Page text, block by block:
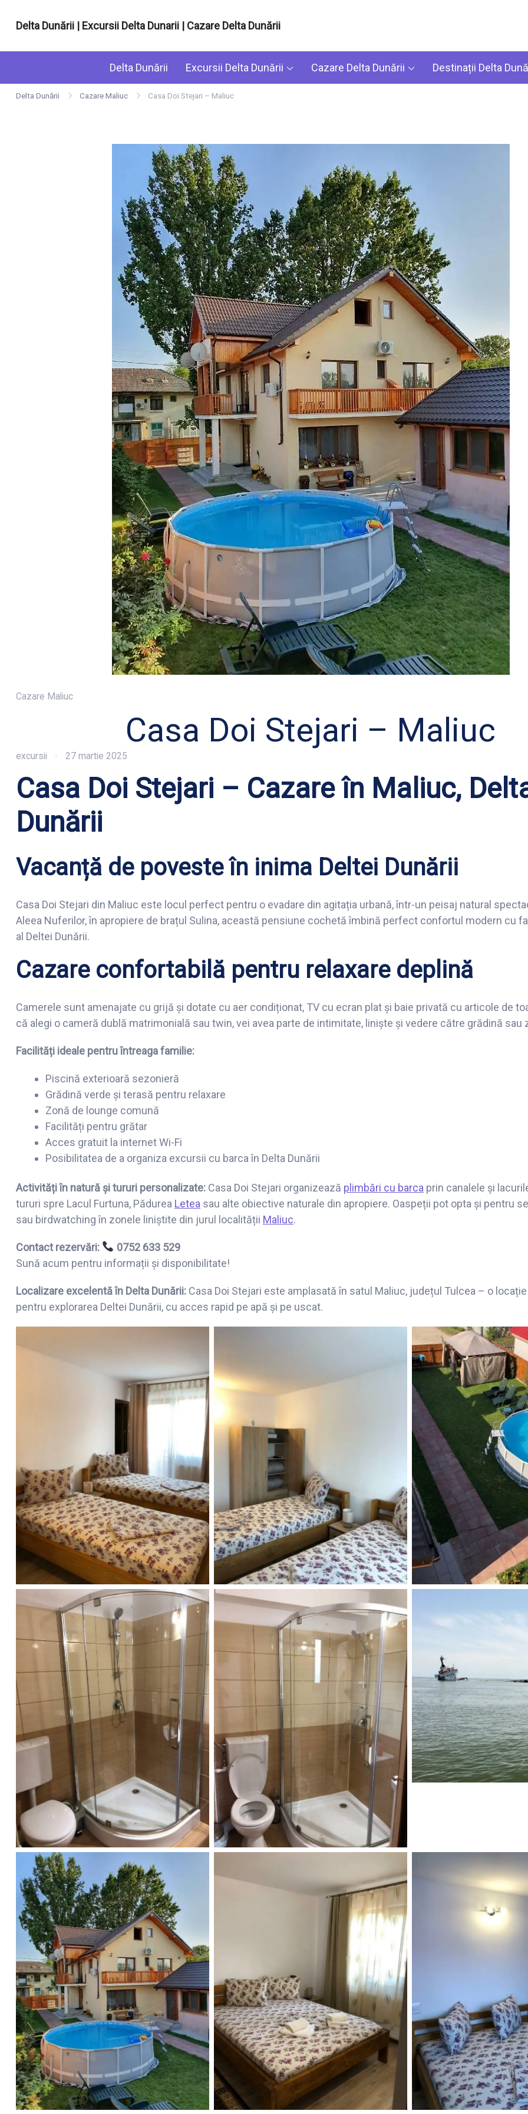
Delta Dunării | Excursii Delta Dunarii | Cazare Delta Dunării
Delta Dunării Excursii Delta Dunării Cazare Delta Dunării Destinații Delta
Delta Dunării Cazare Maliuc Casa Doi Stejari – Maliuc
Cazare Maliuc
Casa Doi Stejari – Maliuc
excursii 27 martie 2025
Casa Doi Stejari – Cazare în Maliuc,
Dunării
Vacanță de poveste în inima Deltei Dunării
Casa Doi Stejari din Maliuc este locul perfect pentru o evadare din agitația urbană, într-un peisaj natural
Aleea Nuferilor, în apropiere de brațul Sulina, această pensiune cochetă îmbină perfect confortul modern cu
al Deltei Dunării.
Cazare confortabilă pentru relaxare deplină
Camerele sunt amenajate cu grijă și dotate cu aer condiționat, TV cu ecran plat și baie privată cu articole de
că alegi o cameră dublă matrimonială sau twin, vei avea parte de intimitate, liniște și vedere către grădină sau
Facilități ideale pentru întreaga familie:
Piscină exterioară sezonieră
Grădină verde și terasă pentru relaxare
Zonă de lounge comună
Facilități pentru grătar
Acces gratuit la internet Wi-Fi
Posibilitatea de a organiza excursii cu barca în Delta Dunării
Activități în natură și tururi personalizate: Casa Doi Stejari organizează plimbări cu barca prin canalele și
tururi spre Lacul Furtuna, Pădurea Letea sau alte obiective naturale din apropiere. Oaspeții pot opta și pentru
sau birdwatching în zonele liniștite din jurul localității Maliuc.
Contact rezervări:
0752 633 529
Sună acum pentru informații și disponibilitate!
Localizare excelentă în Delta Dunării: Casa Doi Stejari este amplasată în satul Maliuc, județul Tulcea – o
pentru explorarea Deltei Dunării, cu acces rapid pe apă și pe uscat.
Casa Doi Stejari Casa Doi Stejari Casa Doi
Casa Doi Stejari Casa Doi Stejari
Casa Doi
Casa Doi Stejari Casa Doi Stejari